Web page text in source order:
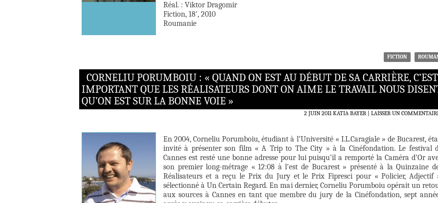
Réal. : Viktor Dragomir
Fiction, 18′, 2010
Roumanie
FICTION
CORNELIU PORUMBOIU : « QUAND ON EST AU DÉBUT DE SA CARRIÈRE, C’EST
IMPORTANT QUE LES RÉALISATEURS DONT ON AIME LE TRAVAIL NOUS
QU’ON EST SUR LA BONNE VOIE »
2 JUIN 2011 KATIA BAYER LAISSER UN
En 2004, Corneliu Porumboiu, étudiant à l’Université « I.L.Caragiale » de Bucarest,
invité à présenter son film « A Trip to The City » à la Cinéfondation. Le festival
Cannes est resté une bonne adresse pour lui puisqu’il a remporté la Caméra d’Or
son premier long-métrage « 12:08 à l’est de Bucarest » présenté à la Quinzaine
Réalisateurs et a reçu le Prix du Jury et le Prix Fipresci pour « Policier, Adjectif
sélectionné à Un Certain Regard. En mai dernier, Corneliu Porumboiu opérait un
aux sources à Cannes en tant que membre du jury de la Cinéfondation, sept